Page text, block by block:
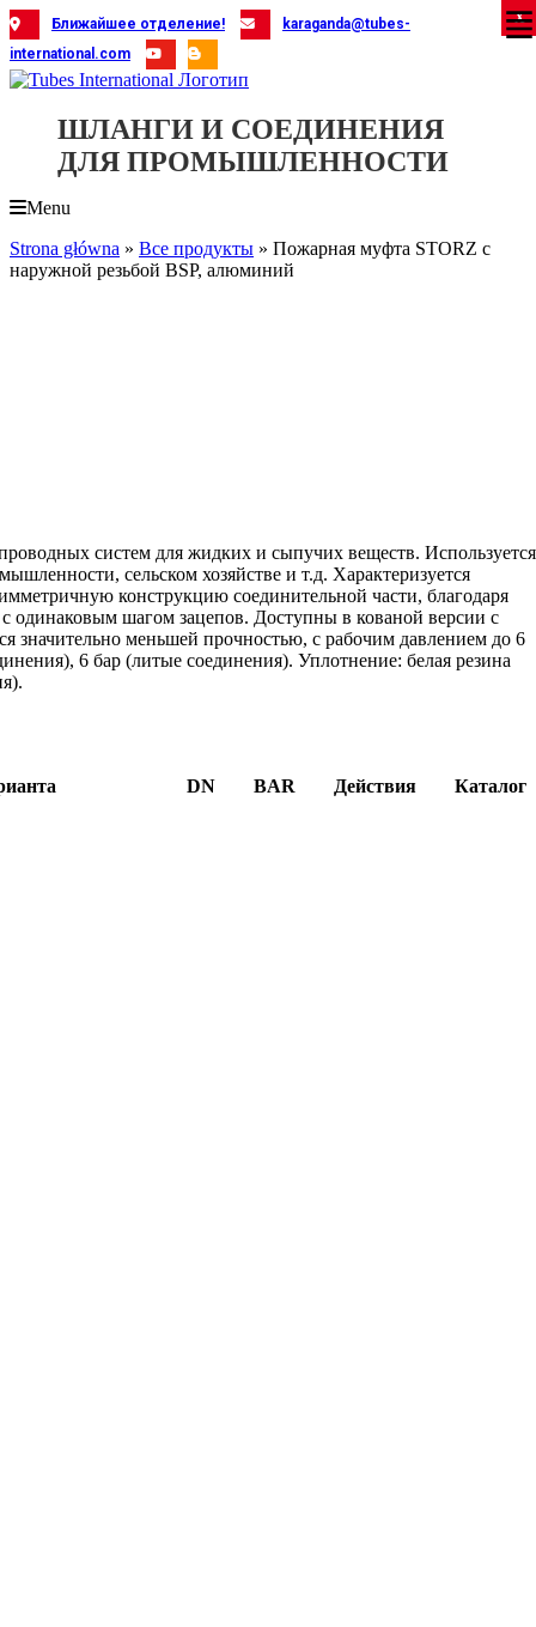
Skip
to
content
Ближайшее отделение!
karaganda@tubes-
international.com
ШЛАНГИ И СОЕДИНЕНИЯ
ДЛЯ ПРОМЫШЛЕННОСТИ
Menu
Strona główna » Все продукты » Пожарная муфта STORZ с
наружной резьбой BSP, алюминий
систем для жидких и сыпучих веществ. Используется
сельском хозяйстве и т.д. Характеризуется
конструкцию соединительной части, благодаря
одинаковым шагом зацепов. Доступны в кованой версии с
значительно меньшей прочностью, с рабочим давлением до 6
6 бар (литые соединения). Уплотнение: белая резина
DN BAR Действия Каталог
X
X
X
X
X
X
X
X
X
X
X
X
X
X
X
X
X
X
X